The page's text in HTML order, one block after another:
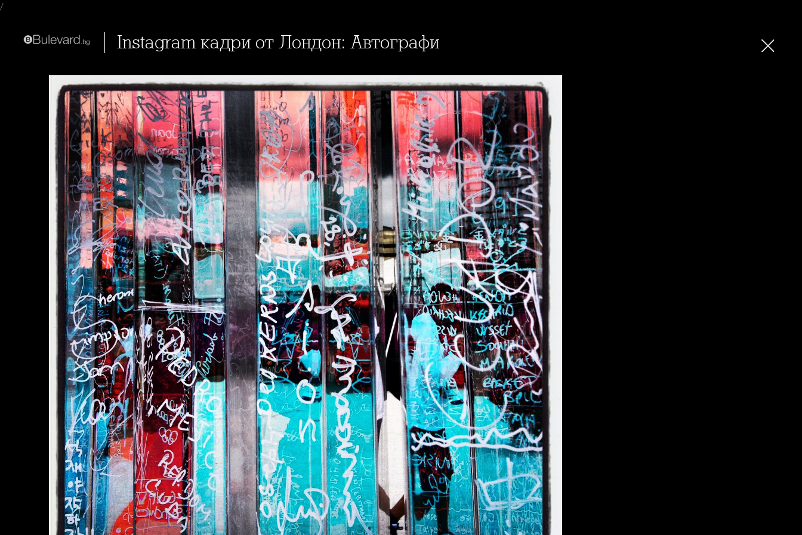
/
Instagram кадри от Лондон: Автографи